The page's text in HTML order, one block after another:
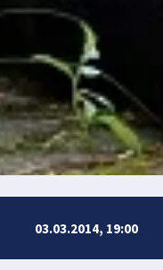
03.03.2014, 19:00